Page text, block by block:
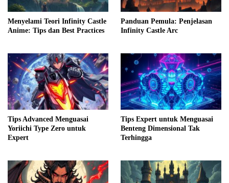
Menyelami Teori Infinity Castle
Anime: Tips dan Best Practices
Panduan Pemula: Penjelasan
Infinity Castle Arc
Tips Advanced Menguasai
Yoriichi Type Zero untuk
Expert
Tips Expert untuk Menguasai
Benteng Dimensional Tak
Terhingga